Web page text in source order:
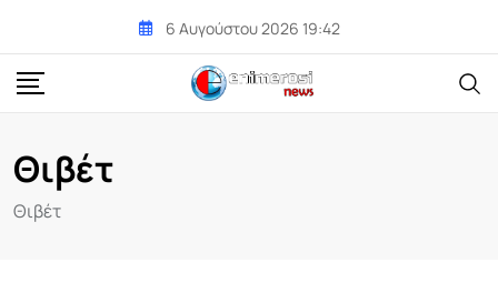
content
6 Αυγούστου 2026 19:42
Θιβέτ
Θιβέτ